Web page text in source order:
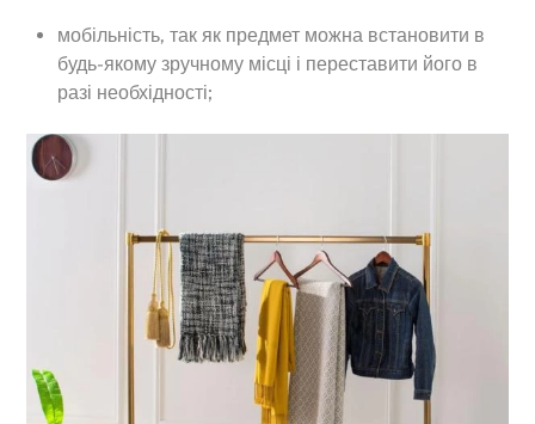
мобільність, так як предмет можна встановити в
будь-якому зручному місці і переставити його в
разі необхідності;